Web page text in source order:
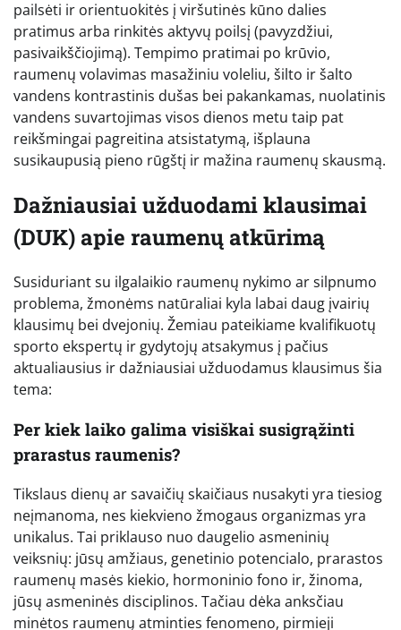
pailsėti ir orientuokitės į viršutinės kūno dalies
pratimus arba rinkitės aktyvų poilsį (pavyzdžiui,
pasivaikščiojimą). Tempimo pratimai po krūvio,
raumenų volavimas masažiniu voleliu, šilto ir šalto
vandens kontrastinis dušas bei pakankamas, nuolatinis
vandens suvartojimas visos dienos metu taip pat
reikšmingai pagreitina atsistatymą, išplauna
susikaupusią pieno rūgštį ir mažina raumenų skausmą.
Dažniausiai užduodami klausimai
(DUK) apie raumenų atkūrimą
Susiduriant su ilgalaikio raumenų nykimo ar silpnumo
problema, žmonėms natūraliai kyla labai daug įvairių
klausimų bei dvejonių. Žemiau pateikiame kvalifikuotų
sporto ekspertų ir gydytojų atsakymus į pačius
aktualiausius ir dažniausiai užduodamus klausimus šia
tema:
Per kiek laiko galima visiškai susigrąžinti
prarastus raumenis?
Tikslaus dienų ar savaičių skaičiaus nusakyti yra tiesiog
neįmanoma, nes kiekvieno žmogaus organizmas yra
unikalus. Tai priklauso nuo daugelio asmeninių
veiksnių: jūsų amžiaus, genetinio potencialo, prarastos
raumenų masės kiekio, hormoninio fono ir, žinoma,
jūsų asmeninės disciplinos. Tačiau dėka anksčiau
minėtos raumenų atminties fenomeno, pirmieji